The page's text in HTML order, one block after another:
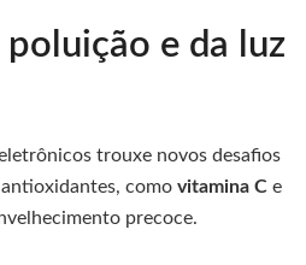
e da luz
trouxe novos desafios
como vitamina C e
precoce.